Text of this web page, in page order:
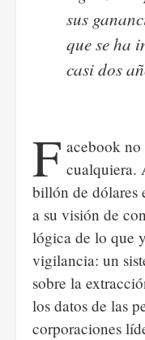
sus
que se ha
casi dos
F acebook
cualquiera.
billón de dólares
a su visión de
lógica de lo que
vigilancia: un
sobre la
los datos de las
corporaciones